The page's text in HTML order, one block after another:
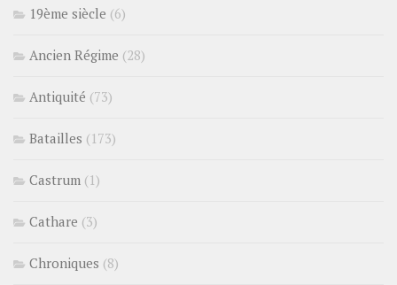
19ème siècle (6)
Ancien Régime (28)
Antiquité (73)
Batailles (173)
Castrum (1)
Cathare (3)
Chroniques (8)